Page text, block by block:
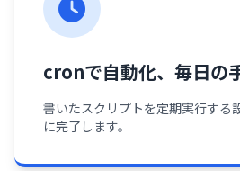
cronで自動化、毎日の
書いたスクリプトを定期実行する
に完了します。